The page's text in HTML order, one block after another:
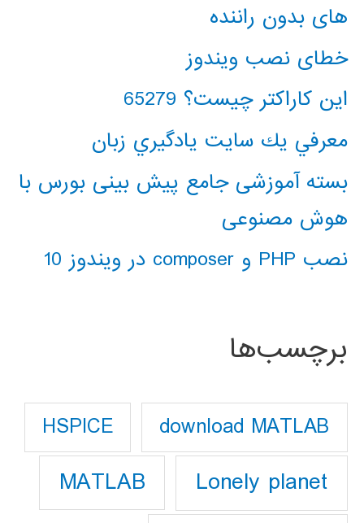
های بدون راننده
خطای نصب ویندوز
این کاراکتر چیست؟ 65279
معرفي يك سايت يادگيري زبان
بسته آموزشی جامع پیش بینی بورس با
هوش مصنوعی
نصب PHP و composer در ویندوز 10
برچسب‌ها
download MATLAB
HSPICE
Lonely planet
MATLAB